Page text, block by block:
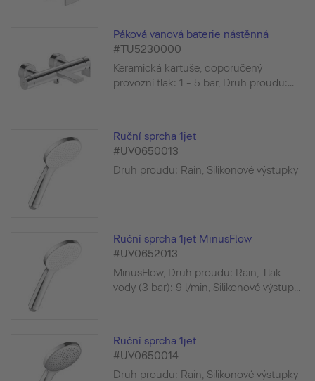
Páková vanová baterie nástěnná
#TU5230000
Keramická kartuše, doporučený
provozní tlak: 1 - 5 bar, Druh proudu:...
Ruční sprcha 1jet
#UV0650013
Druh proudu: Rain, Silikonové výstupky
Ruční sprcha 1jet MinusFlow
#UV0652013
MinusFlow, Druh proudu: Rain, Tlak
vody (3 bar): 9 l/min, Silikonové výstup...
Ruční sprcha 1jet
#UV0650014
Druh proudu: Rain, Silikonové výstupky